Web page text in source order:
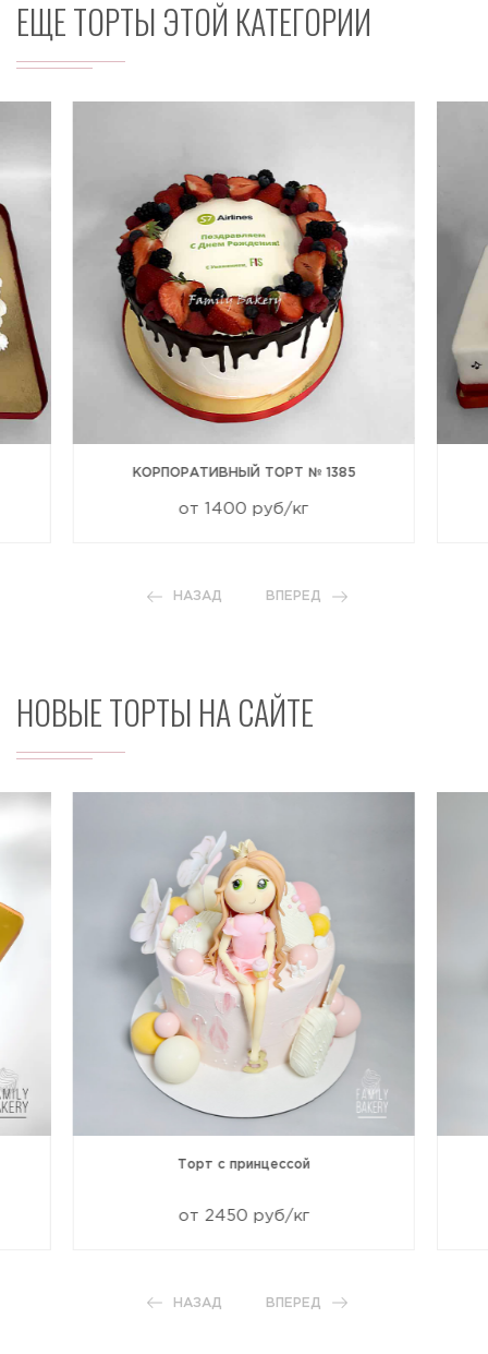
ЕЩЕ ТОРТЫ ЭТОЙ КАТЕГОРИИ
КОРПОРАТИВНЫЙ ТОРТ № 1385
от 1400 руб/кг
НАЗАД ВПЕРЕД
НОВЫЕ ТОРТЫ НА САЙТЕ
Торт с принцессой
от 2450 руб/кг
НАЗАД ВПЕРЕД